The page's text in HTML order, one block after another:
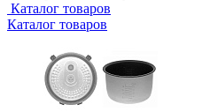
Каталог товаров
Каталог товаров